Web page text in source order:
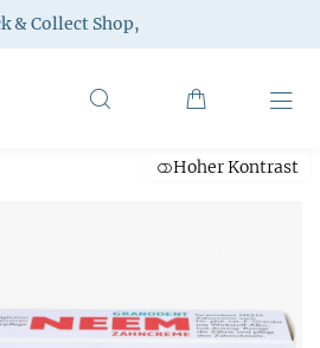
& Collect Shop,
Hoher Kontrast